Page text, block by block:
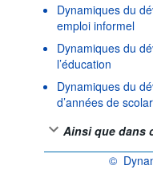
Dynamiques du
emploi informel
Dynamiques du
l’éducation
Dynamiques du
d’années de
Ainsi que dans
©